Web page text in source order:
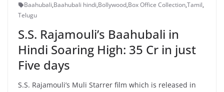
Baahubali,Baahubali hindi,Bollywood,Box Office Collection,Tamil,
Telugu
S.S. Rajamouli’s Baahubali in
Hindi Soaring High: 35 Cr in just
Five days
S.S. Rajamouli’s Muli Starrer film which is released in